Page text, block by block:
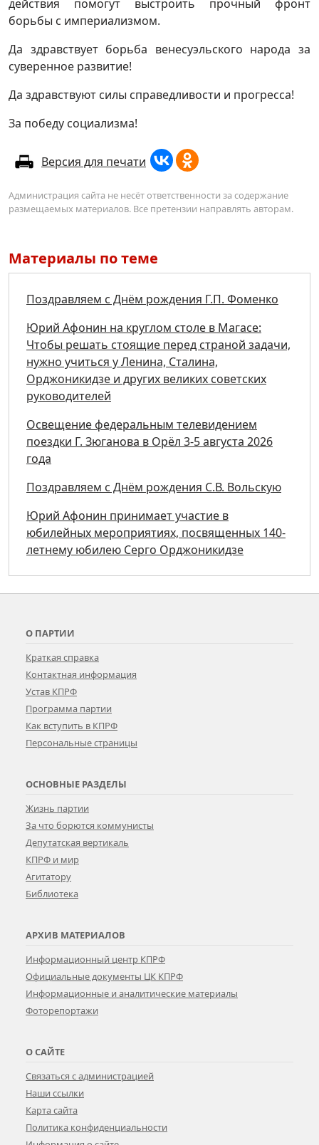
действия помогут выстроить прочный фронт
борьбы с империализмом.
Да здравствует борьба венесуэльского народа за
суверенное развитие!
Да здравствуют силы справедливости и прогресса!
За победу социализма!
Версия для печати
Администрация сайта не несёт ответственности за содержание
размещаемых материалов. Все претензии направлять авторам.
Материалы по теме
Поздравляем с Днём рождения Г.П. Фоменко
Юрий Афонин на круглом столе в Магасе:
Чтобы решать стоящие перед страной задачи,
нужно учиться у Ленина, Сталина,
Орджоникидзе и других великих советских
руководителей
Освещение федеральным телевидением
поездки Г. Зюганова в Орёл 3-5 августа 2026
года
Поздравляем с Днём рождения С.В. Вольскую
Юрий Афонин принимает участие в
юбилейных мероприятиях, посвященных 140-
летнему юбилею Серго Орджоникидзе
О ПАРТИИ
Краткая справка
Контактная информация
Устав КПРФ
Программа партии
Как вступить в КПРФ
Персональные страницы
ОСНОВНЫЕ РАЗДЕЛЫ
Жизнь партии
За что борются коммунисты
Депутатская вертикаль
КПРФ и мир
Агитатору
Библиотека
АРХИВ МАТЕРИАЛОВ
Информационный центр КПРФ
Официальные документы ЦК КПРФ
Информационные и аналитические материалы
Фоторепортажи
О САЙТЕ
Связаться с администрацией
Наши ссылки
Карта сайта
Политика конфиденциальности